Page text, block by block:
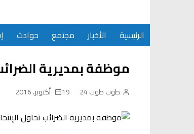
الرئيسية الأخبار مجتمع حوادث
موظفة بمديرية
طوب طوب 24 19 أكتوبر، 2016